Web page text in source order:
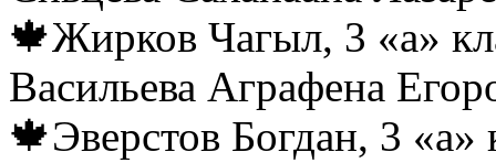
🍁Жирков Чагыл, 3 «а»
Васильева Аграфена
🍁Эверстов Богдан, 3